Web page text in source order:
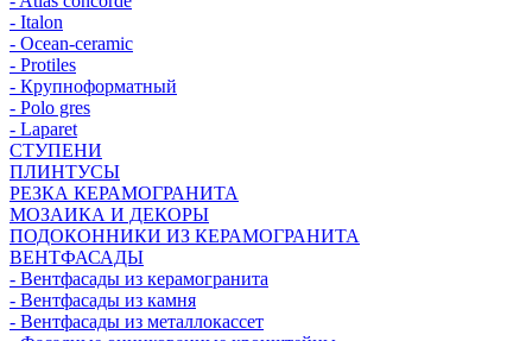
- Italon
- Ocean-ceramic
- Protiles
- Крупноформатный
- Polo gres
- Laparet
СТУПЕНИ
ПЛИНТУСЫ
РЕЗКА КЕРАМОГРАНИТА
МОЗАИКА И ДЕКОРЫ
ПОДОКОННИКИ ИЗ КЕРАМОГРАНИТА
ВЕНТФАСАДЫ
- Вентфасады из керамогранита
- Вентфасады из камня
- Вентфасады из металлокассет